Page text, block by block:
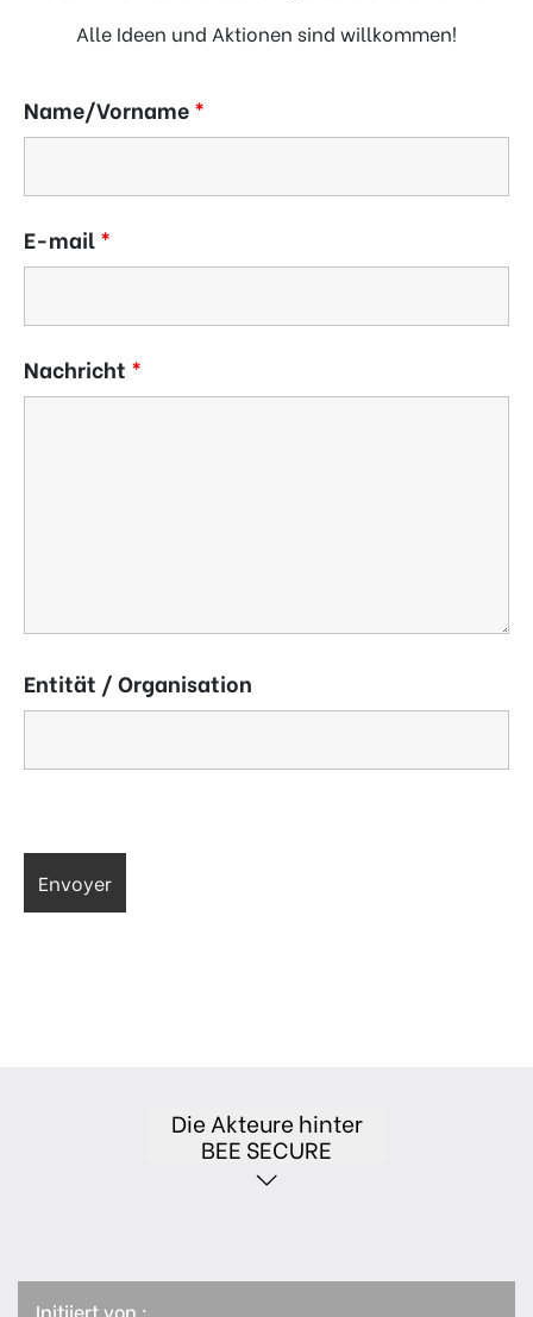
Alle Ideen und Aktionen sind willkommen!
Name/Vorname*
E-mail*
Nachricht *
Entität / Organisation
Die Akteure hinter
BEE SECURE
Initiiert von :